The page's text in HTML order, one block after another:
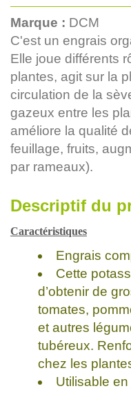
Marque : DCM
C'est un engrais
Elle joue différents
plantes, agit sur la
circulation de la
gazeux entre les
améliore la qualité
feuillage, fruits,
par rameaux).
Descriptif du
Caractéristiques
Engrais
Cette
d’obtenir de
tomates,
et autres
tubéreux.
chez les
Utilisable